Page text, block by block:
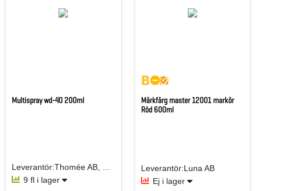
Multispray wd-40 200ml
Leverantör:Thomée AB, Edw. H
9 fl i lager
Märkfärg master 12001 markör
Röd 600ml
Leverantör:Luna AB
Ej i lager